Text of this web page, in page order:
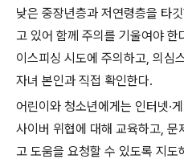
낮은 중장년층과 저연령층을 타
고 있어 함께 주의를 기울여야 한
이스피싱 시도에 주의하고, 의심
자녀 본인과 직접 확인한다.
어린이와 청소년에게는 인터넷·
사이버 위협에 대해 교육하고, 문
고 도움을 요청할 수 있도록 지도